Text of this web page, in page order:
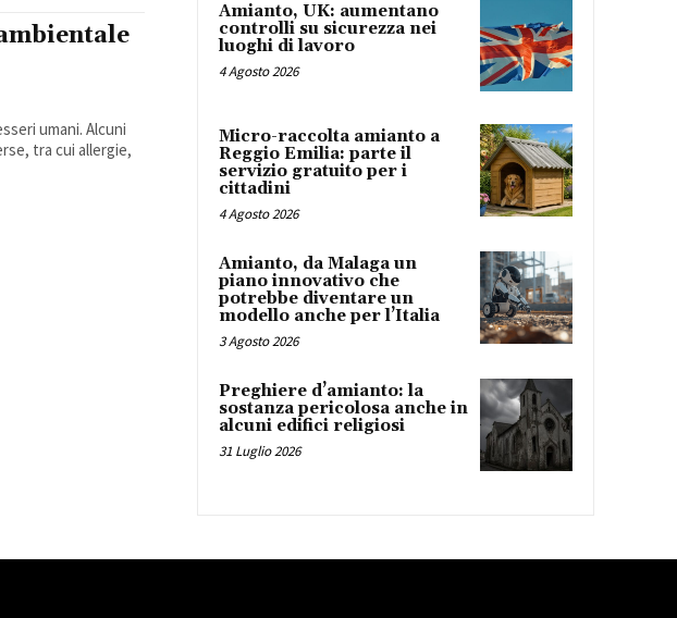
umani. Alcuni
tra cui allergie,
Amianto, UK: aumentano
controlli su sicurezza nei
luoghi di lavoro
4 Agosto 2026
Micro-raccolta amianto a
Reggio Emilia: parte il
servizio gratuito per i
cittadini
4 Agosto 2026
Amianto, da Malaga un
piano innovativo che
potrebbe diventare un
modello anche per l’Italia
3 Agosto 2026
Preghiere d’amianto: la
sostanza pericolosa anche in
alcuni edifici religiosi
31 Luglio 2026